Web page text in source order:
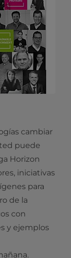
cambiar
puede
Horizon
iniciativas
para
de la
con
y ejemplos